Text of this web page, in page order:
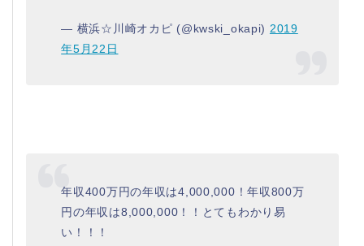
— 横浜☆川崎オカピ (@kwski_okapi) 2019
年5月22日
年収400万円の年収は4,000,000！年収800万
円の年収は8,000,000！！とてもわかり易
い！！！